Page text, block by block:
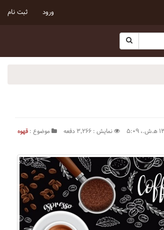
ورود ثبت نام
نمایش : ۳٬۲۶۶ دفعه موضوع : قهوه